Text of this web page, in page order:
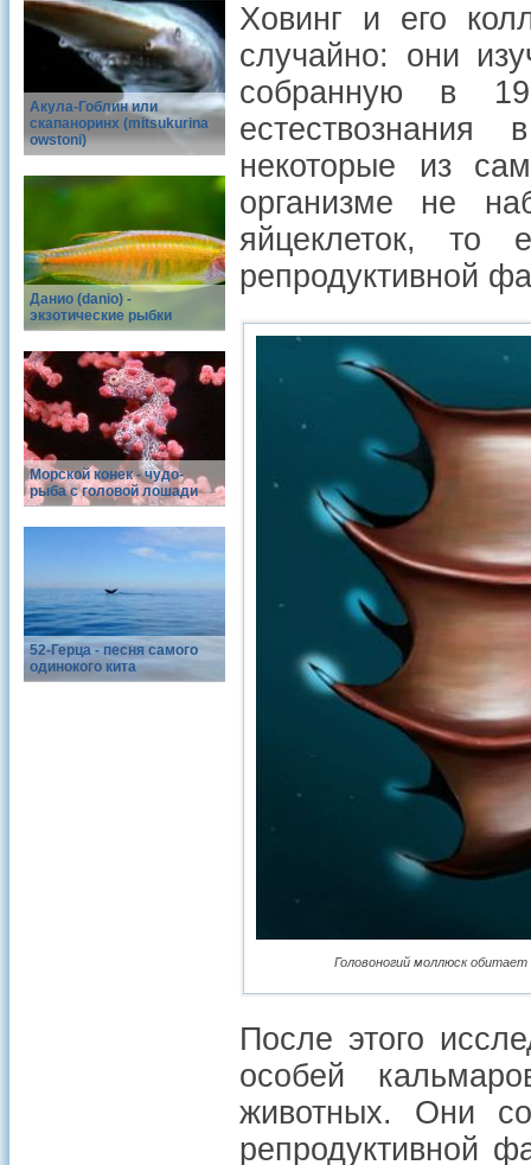
Акула-Гоблин или
скапаноринх (mitsukurina
owstoni)
Данио (danio) -
экзотические рыбки
Морской конек - чудо-
рыба с головой лошади
52-Герца - песня самого
одинокого кита
Ховинг и его
случайно: они
собранную в
некоторые из
организме не
яйцеклеток, то
репродуктивной
Головоногий моллюск
После этого
особей
животных. Они
репродуктивной